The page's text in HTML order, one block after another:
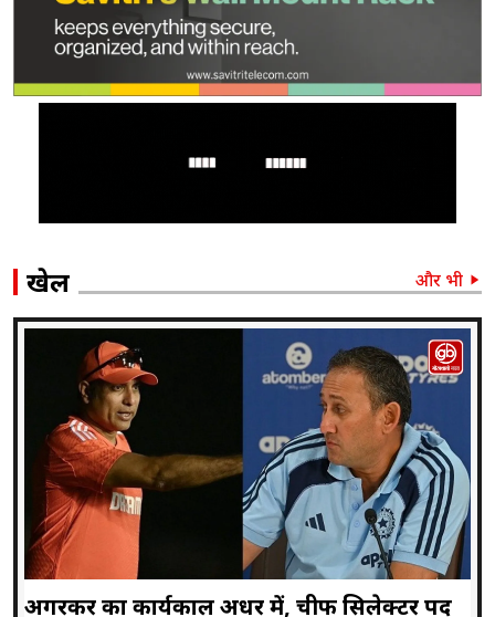
खेल और भी
अगरकर का कार्यकाल अधर में, चीफ सिलेक्टर पद